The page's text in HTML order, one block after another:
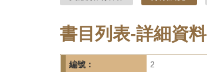
灣
史
研
書目列表-詳細資料
編號： 2